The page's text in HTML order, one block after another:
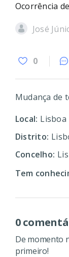
Ocorrência
José
0
Mudança de
Local: Lisboa
Distrito:
Concelho:
Tem
0
De momento
primeiro!